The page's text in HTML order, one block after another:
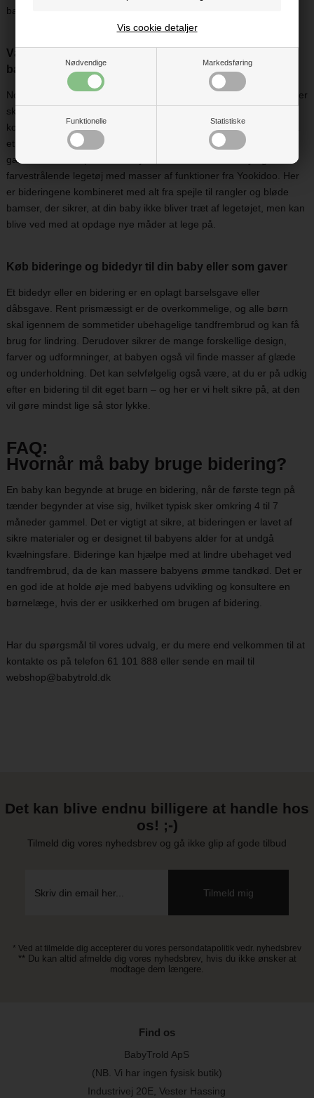
Nødvendige Markedsføring
Funktionelle Statistiske
Vis cookie detaljer
babys små hænder at holde fast i.
Vælg en bidering med indbygget underholdning til din
baby
Nogle gange er en simpel bidering i naturgummi lige præcis det, der
skal til – og andre gange vil din baby elske, at bideringen er
kombineret med lyde og noget at se og føle på. Derfor har vi også
et stort udvalg af aktivitetslegetøj med indbyggede bideringe. Det
gælder for eksempel de fine dyr fra franske Moulin Roty og det
farvestrålende legetøj med masser af funktioner fra Yookidoo. Her
er bideringene kombineret med alt fra spejle til rangler og bløde
bamser, der sikrer, at din baby ikke bliver træt af legetøjet, men kan
blive ved med at opdage nye måder at lege på.
Køb bideringe og bidedyr til din baby eller som gaver
Et bidedyr eller en bidering er en oplagt barselsgave eller
dåbsgave. Rent prismæssigt er de overkommelige, og alle børn
skal igennem de sommetider ubehagelige tandfrembrud og kan få
brug for lindring. Derudover sikrer de mange forskellige design,
farver og udformninger, at babyen også vil finde masser af glæde
og underholdning. Det kan selvfølgelig også være, at du er på udkig
efter en bidering til dit eget barn – og her er vi helt sikre på, at den
vil gøre mindst lige så stor lykke.
FAQ:
Hvornår må baby bruge bidering?
En baby kan begynde at bruge en bidering, når de første tegn på
tænder begynder at vise sig, hvilket typisk sker omkring 4 til 7
måneder gammel. Det er vigtigt at sikre, at bideringen er lavet af
sikre materialer og er designet til babyens alder for at undgå
kvælningsfare. Bideringe kan hjælpe med at lindre ubehaget ved
tandfrembrud, da de kan massere babyens ømme tandkød. Det er
en god ide at holde øje med babyens udvikling og konsultere en
børnelæge, hvis der er usikkerhed om brugen af bidering.
Har du spørgsmål til vores udvalg, er du mere end velkommen til at
kontakte os på telefon 61 101 888 eller sende en mail til
webshop@babytrold.dk
Det kan blive endnu billigere at handle hos
os! ;-)
Tilmeld dig vores nyhedsbrev og gå ikke glip af gode tilbud
* Ved at tilmelde dig accepterer du vores persondatapolitik vedr. nyhedsbrev
** Du kan altid afmelde dig vores nyhedsbrev, hvis du ikke ønsker at
modtage dem længere.
Find os
BabyTrold ApS
(NB. Vi har ingen fysisk butik)
Industrivej 20E, Vester Hassing